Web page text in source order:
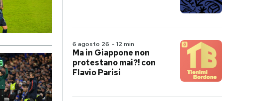
6 agosto 26 - 12 min
Ma in Giappone non
protestano mai?! con
Flavio Parisi